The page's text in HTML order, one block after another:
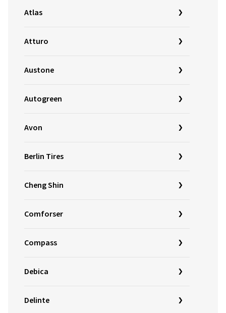
Atlas
Atturo
Austone
Autogreen
Avon
Berlin Tires
Cheng Shin
Comforser
Compass
Debica
Delinte